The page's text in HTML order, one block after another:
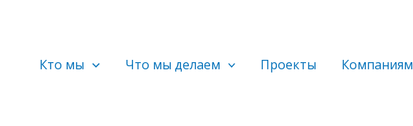
Кто мы Что мы делаем Проекты Компаниям